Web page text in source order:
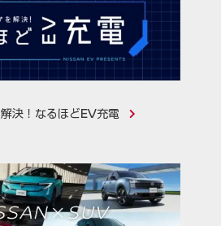
決！なるほどEV充電